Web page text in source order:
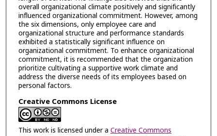
overall organizational climate positively and significantly
influenced organizational commitment. However, among
the six dimensions, only employee care and
organizational structure and performance standards
exhibited a statistically significant influence on
organizational commitment. To enhance organizational
commitment, it is recommended that the organization
prioritize cultivating a supportive work climate and
address the diverse needs of its employees based on
personal factors.
Creative Commons License
This work is licensed under a Creative Commons